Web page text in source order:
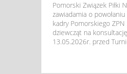
Pomorski Związek Piłki
zawiadamia o
kadry Pomorskiego ZPN
dziewcząt na
13.05.2026r. przed